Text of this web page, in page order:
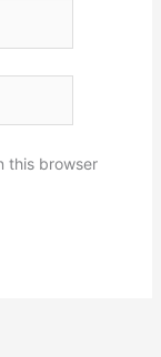
this browser